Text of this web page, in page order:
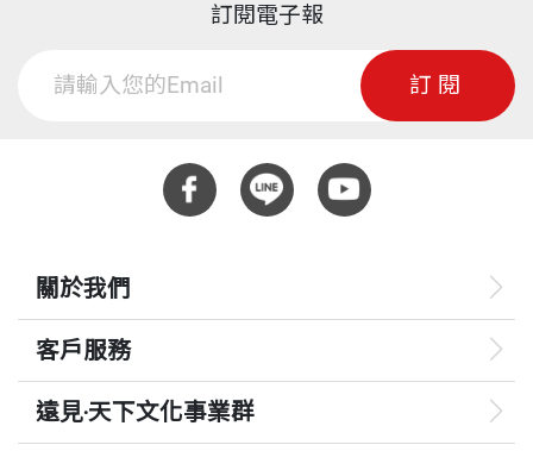
訂閱電子報
訂閱
關於我們
客戶服務
遠見‧天下文化事業群